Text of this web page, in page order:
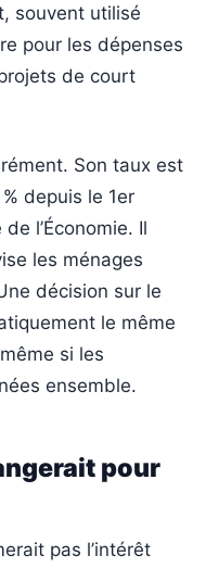
souvent utilisé
pour les dépenses
de court
Son taux est
depuis le 1er
l’Économie. Il
les ménages
décision sur le
le même
si les
ensemble.
pour
pas l’intérêt